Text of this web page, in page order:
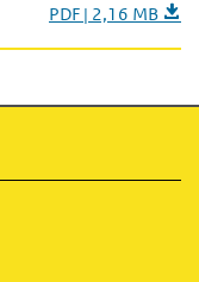
PDF | 2,16 MB